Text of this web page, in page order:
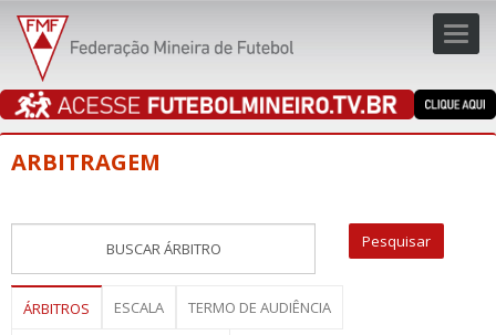
ARBITRAGEM
ÁRBITROS ESCALA TERMO DE AUDIÊNCIA